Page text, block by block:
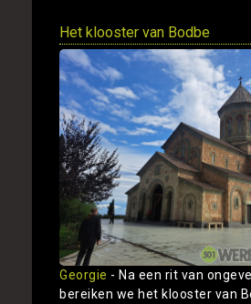
Het klooster van Bodbe
Georgie - Na een rit van
bereiken we het klooster van